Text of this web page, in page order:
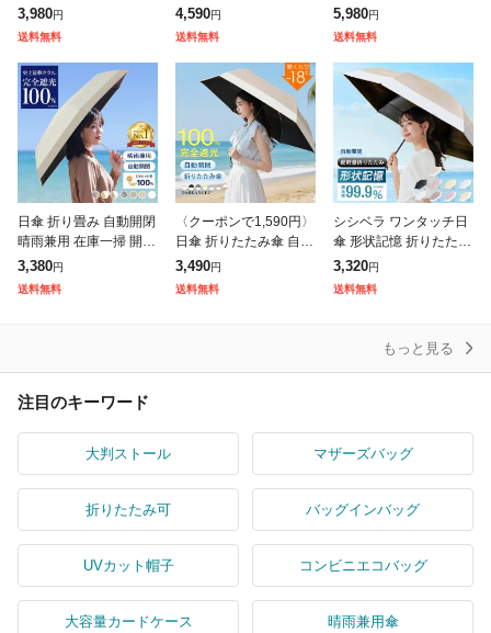
円!】 日傘 折り畳み 自
動開閉 晴雨兼用 改良 -1
3,980円
送料無料
仕舞うの簡単 日傘 雨傘
折りたたみ傘 自動開閉
4,590円
送料無料
記憶 放射冷却素材 5層
構造 2026最上位 折り
5,980円
送料無料
日傘 折り畳み 自動開閉
晴雨兼用 在庫一掃 開い
たら-18°C 日傘雨傘兼
用 完全遮光 100% 遮熱
3,380円
送料無料
〈クーポンで1,590円〉
日傘 折りたたみ傘 自動
開閉 《形状記憶タイプ
は別ページ》軽量 遮光
3,490円
送料無料
シシベラ ワンタッチ日
傘 形状記憶 折りたたみ
cicibella 日傘 傘 晴雨兼
用 軽量 完全遮光 頑丈
3,320円
送料無料
もっと見る
注目のキーワード
大判ストール マザーズバッグ
折りたたみ可 バッグインバッグ
UVカット帽子 コンビニエコバッグ
大容量カードケース 晴雨兼用傘